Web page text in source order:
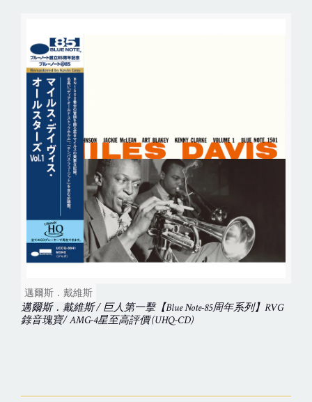
邁爾斯．戴維斯
邁爾斯．戴維斯 / 巨人第一擊【Blue Note-85周年系列】RVG
錄音瑰寶/ AMG-4星至高評價 (UHQ-CD)